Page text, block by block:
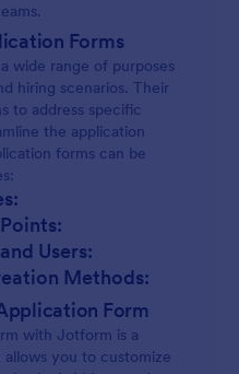
Forms
wide range of purposes
hiring scenarios. Their
to address specific
the application
forms can be
Users:
Methods:
Form
with Jotform is a
you to customize